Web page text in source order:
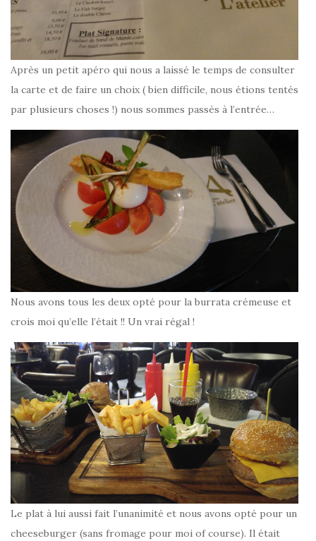
Après un petit apéro qui nous a laissé le temps de consulter
la carte et de faire un choix ( bien difficile, nous étions tentés
par plusieurs choses !) nous sommes passés à l’entrée…
Nous avons tous les deux opté pour la burrata crémeuse et
crois moi qu’elle l’était !! Un vrai régal !
Le plat à lui aussi fait l’unanimité et nous avons opté pour un
cheeseburger (sans fromage pour moi of course). Il était